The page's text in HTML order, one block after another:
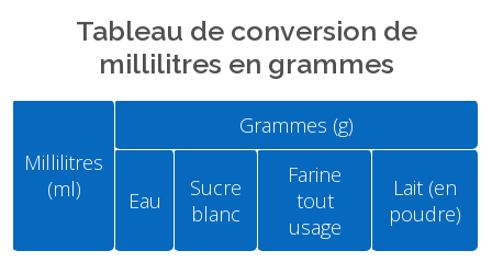
Tableau de conversion de
millilitres en grammes
Millilitres
(ml)
Grammes (g)
Eau
Sucre
blanc
Farine
tout
usage
Lait (en
poudre)